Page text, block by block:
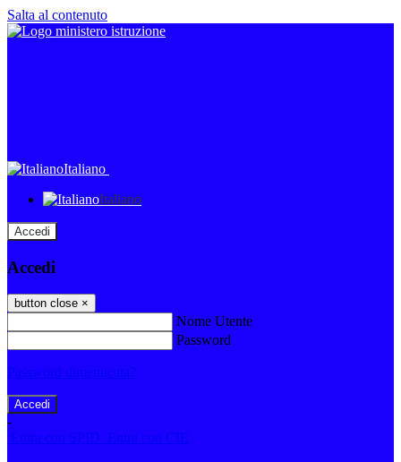
Salta al contenuto
Italiano
Italiano
Accedi
Accedi
button close ×
Nome Utente
Password
Password dimenticata?
-
Entra con SPID
Entra con CIE